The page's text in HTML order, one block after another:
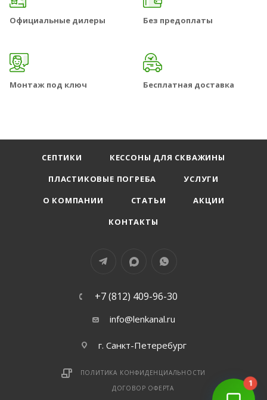
Официальные дилеры Без предоплаты
Монтаж под ключ Бесплатная доставка
СЕПТИКИ
КЕССОНЫ ДЛЯ СКВАЖИНЫ
ПЛАСТИКОВЫЕ ПОГРЕБА
УСЛУГИ
О КОМПАНИИ
СТАТЬИ
АКЦИИ
КОНТАКТЫ
+7 (812) 409-96-30
info@lenkanal.ru
г. Санкт-Петеребург
ПОЛИТИКА КОНФИДЕНЦИАЛЬНОСТИ
ДОГОВОР ОФЕРТА
1